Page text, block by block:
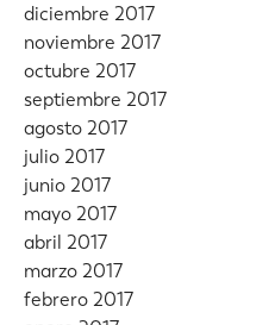
diciembre 2017
noviembre 2017
octubre 2017
septiembre 2017
agosto 2017
julio 2017
junio 2017
mayo 2017
abril 2017
marzo 2017
febrero 2017